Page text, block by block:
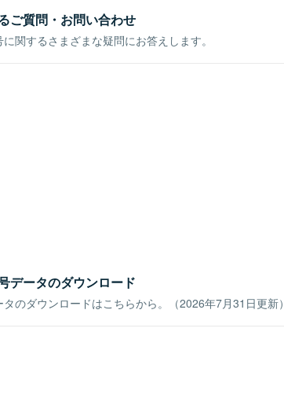
ご質問・お問い合わせ
関するさまざまな疑問にお答えします。
データのダウンロード
のダウンロードはこちらから。（2026年7月31日更新）